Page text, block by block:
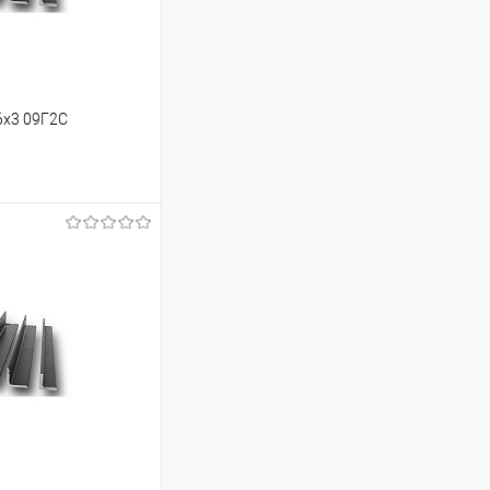
09Г2С
Сравнение
Под заказ